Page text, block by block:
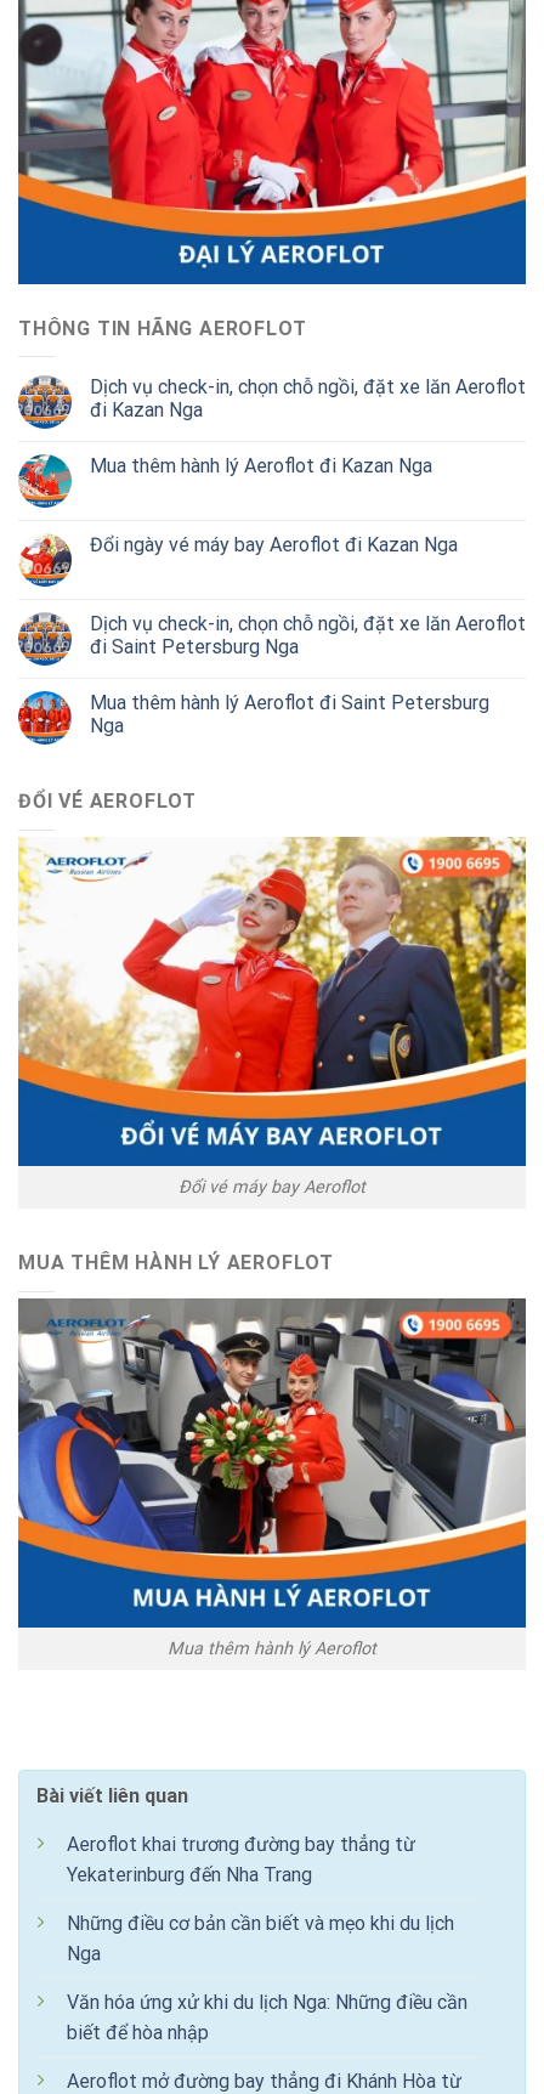
THÔNG TIN HÃNG AEROFLOT
Dịch vụ check-in, chọn chỗ ngồi, đặt xe lăn Aeroflot
đi Kazan Nga
Mua thêm hành lý Aeroflot đi Kazan Nga
Đổi ngày vé máy bay Aeroflot đi Kazan Nga
Dịch vụ check-in, chọn chỗ ngồi, đặt xe lăn Aeroflot
đi Saint Petersburg Nga
Mua thêm hành lý Aeroflot đi Saint Petersburg
Nga
ĐỔI VÉ AEROFLOT
Đổi vé máy bay Aeroflot
MUA THÊM HÀNH LÝ AEROFLOT
Mua thêm hành lý Aeroflot
Bài viết liên quan
Aeroflot khai trương đường bay thẳng từ
Yekaterinburg đến Nha Trang
Những điều cơ bản cần biết và mẹo khi du lịch
Nga
Văn hóa ứng xử khi du lịch Nga: Những điều cần
biết để hòa nhập
Aeroflot mở đường bay thẳng đi Khánh Hòa từ